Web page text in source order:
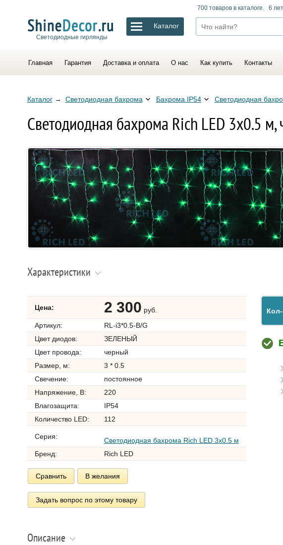
Светодиодные гирлянды
Каталог
700 товаров в каталоге. 6
Главная Гарантия Доставка и оплата О нас Как купить Контакты
Каталог→ Светодиодная бахрома Бахрома IP54 Светодиодная
Светодиодная бахрома Rich LED 3х0.5
Характеристики
Цена: 2 300 руб.
Артикул:
RL-i3*0.5-B/G
Цвет диодов:
ЗЕЛЕНЫЙ
Цвет провода:
черный
Размер, м:
3 * 0.5
Свечение:
постоянное
Напряжение, В:
220
Влагозащита:
IP54
Количество LED:
112
Серия:
Светодиодная бахрома Rich LED 3х0.5 м
Бренд:
Rich LED
Сравнить В желания
Задать вопрос по этому товару
Описание